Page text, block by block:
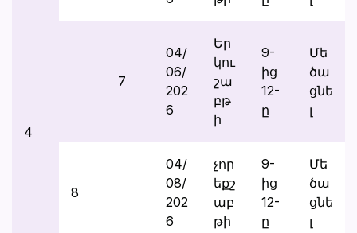
4
7
04/
06/
202
6
Եր
կու
շա
բթ
ի
9-
ից
12-
ը
Մե
ծա
ցնե
լ
8
04/
08/
202
6
չոր
եքշ
աբ
թի
9-
ից
12-
ը
Մե
ծա
ցնե
լ